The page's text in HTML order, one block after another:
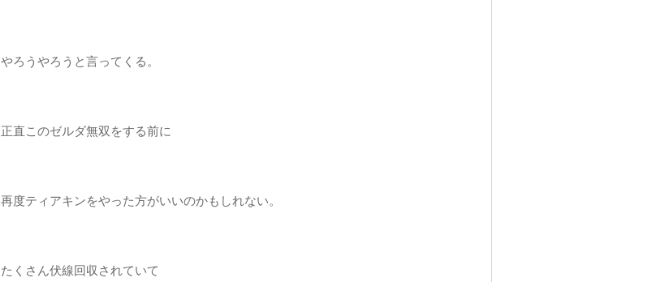
やろうやろうと言ってくる。
正直このゼルダ無双をする前に
再度ティアキンをやった方がいいのかもしれない。
たくさん伏線回収されていて